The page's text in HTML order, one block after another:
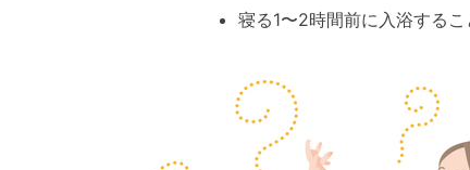
寝る1〜2時間前に入浴する